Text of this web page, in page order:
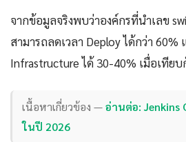
จากข้อมูลจริงพบว่าองค์กรที่นำเลข
สามารถลดเวลา Deploy ได้กว่า
Infrastructure ได้ 30-40% เมื่อเทีย
เนื้อหาเกี่ยวข้อง —อ่านต่อ: Jenkins
ในปี 2026